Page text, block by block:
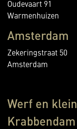
Oudevaart 91
Warmenhuizen
Amsterdam
Zekeringstraat 50
Amsterdam
Werf en
Krabbendam